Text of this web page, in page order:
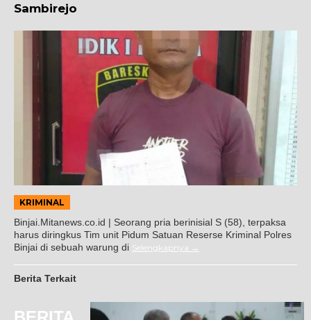
Sambirejo
KRIMINAL
Binjai.Mitanews.co.id | Seorang pria berinisial S (58), terpaksa
harus diringkus Tim unit Pidum Satuan Reserse Kriminal Polres
Binjai di sebuah warung di Selengkapnya
Berita Terkait